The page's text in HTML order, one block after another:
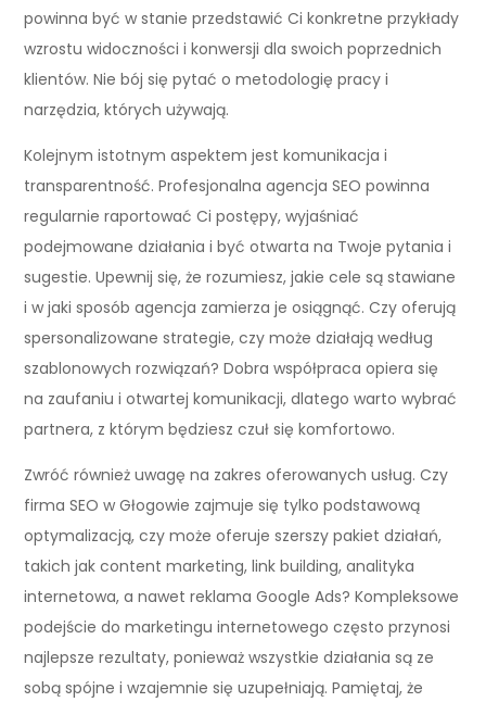
powinna być w stanie przedstawić Ci konkretne przykłady
wzrostu widoczności i konwersji dla swoich poprzednich
klientów. Nie bój się pytać o metodologię pracy i
narzędzia, których używają.
Kolejnym istotnym aspektem jest komunikacja i
transparentność. Profesjonalna agencja SEO powinna
regularnie raportować Ci postępy, wyjaśniać
podejmowane działania i być otwarta na Twoje pytania i
sugestie. Upewnij się, że rozumiesz, jakie cele są stawiane
i w jaki sposób agencja zamierza je osiągnąć. Czy oferują
spersonalizowane strategie, czy może działają według
szablonowych rozwiązań? Dobra współpraca opiera się
na zaufaniu i otwartej komunikacji, dlatego warto wybrać
partnera, z którym będziesz czuł się komfortowo.
Zwróć również uwagę na zakres oferowanych usług. Czy
firma SEO w Głogowie zajmuje się tylko podstawową
optymalizacją, czy może oferuje szerszy pakiet działań,
takich jak content marketing, link building, analityka
internetowa, a nawet reklama Google Ads? Kompleksowe
podejście do marketingu internetowego często przynosi
najlepsze rezultaty, ponieważ wszystkie działania są ze
sobą spójne i wzajemnie się uzupełniają. Pamiętaj, że